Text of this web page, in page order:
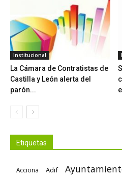
Institucional
La Cámara de Contratistas de
Castilla y León alerta del
parón...
Etiquetas
Acciona Adif